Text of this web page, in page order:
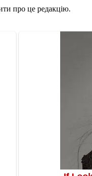
про це редакцію.